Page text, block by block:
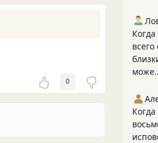
0